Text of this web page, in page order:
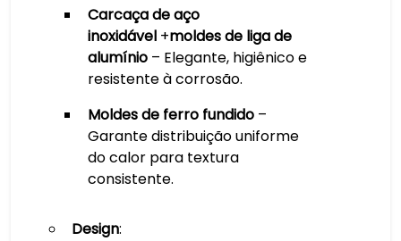
Carcaça de aço
inoxidável+moldes de liga de
alumínio– Elegante, higiênico e
resistente à corrosão.
Moldes de ferro fundido–
Garante distribuição uniforme
do calor para textura
consistente.
Design: